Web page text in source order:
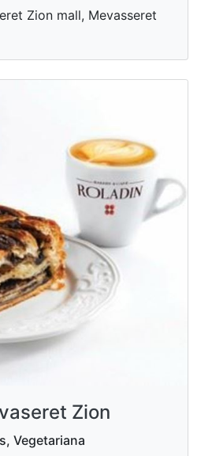
Zion mall, Mevasseret
Zion
Vegetariana